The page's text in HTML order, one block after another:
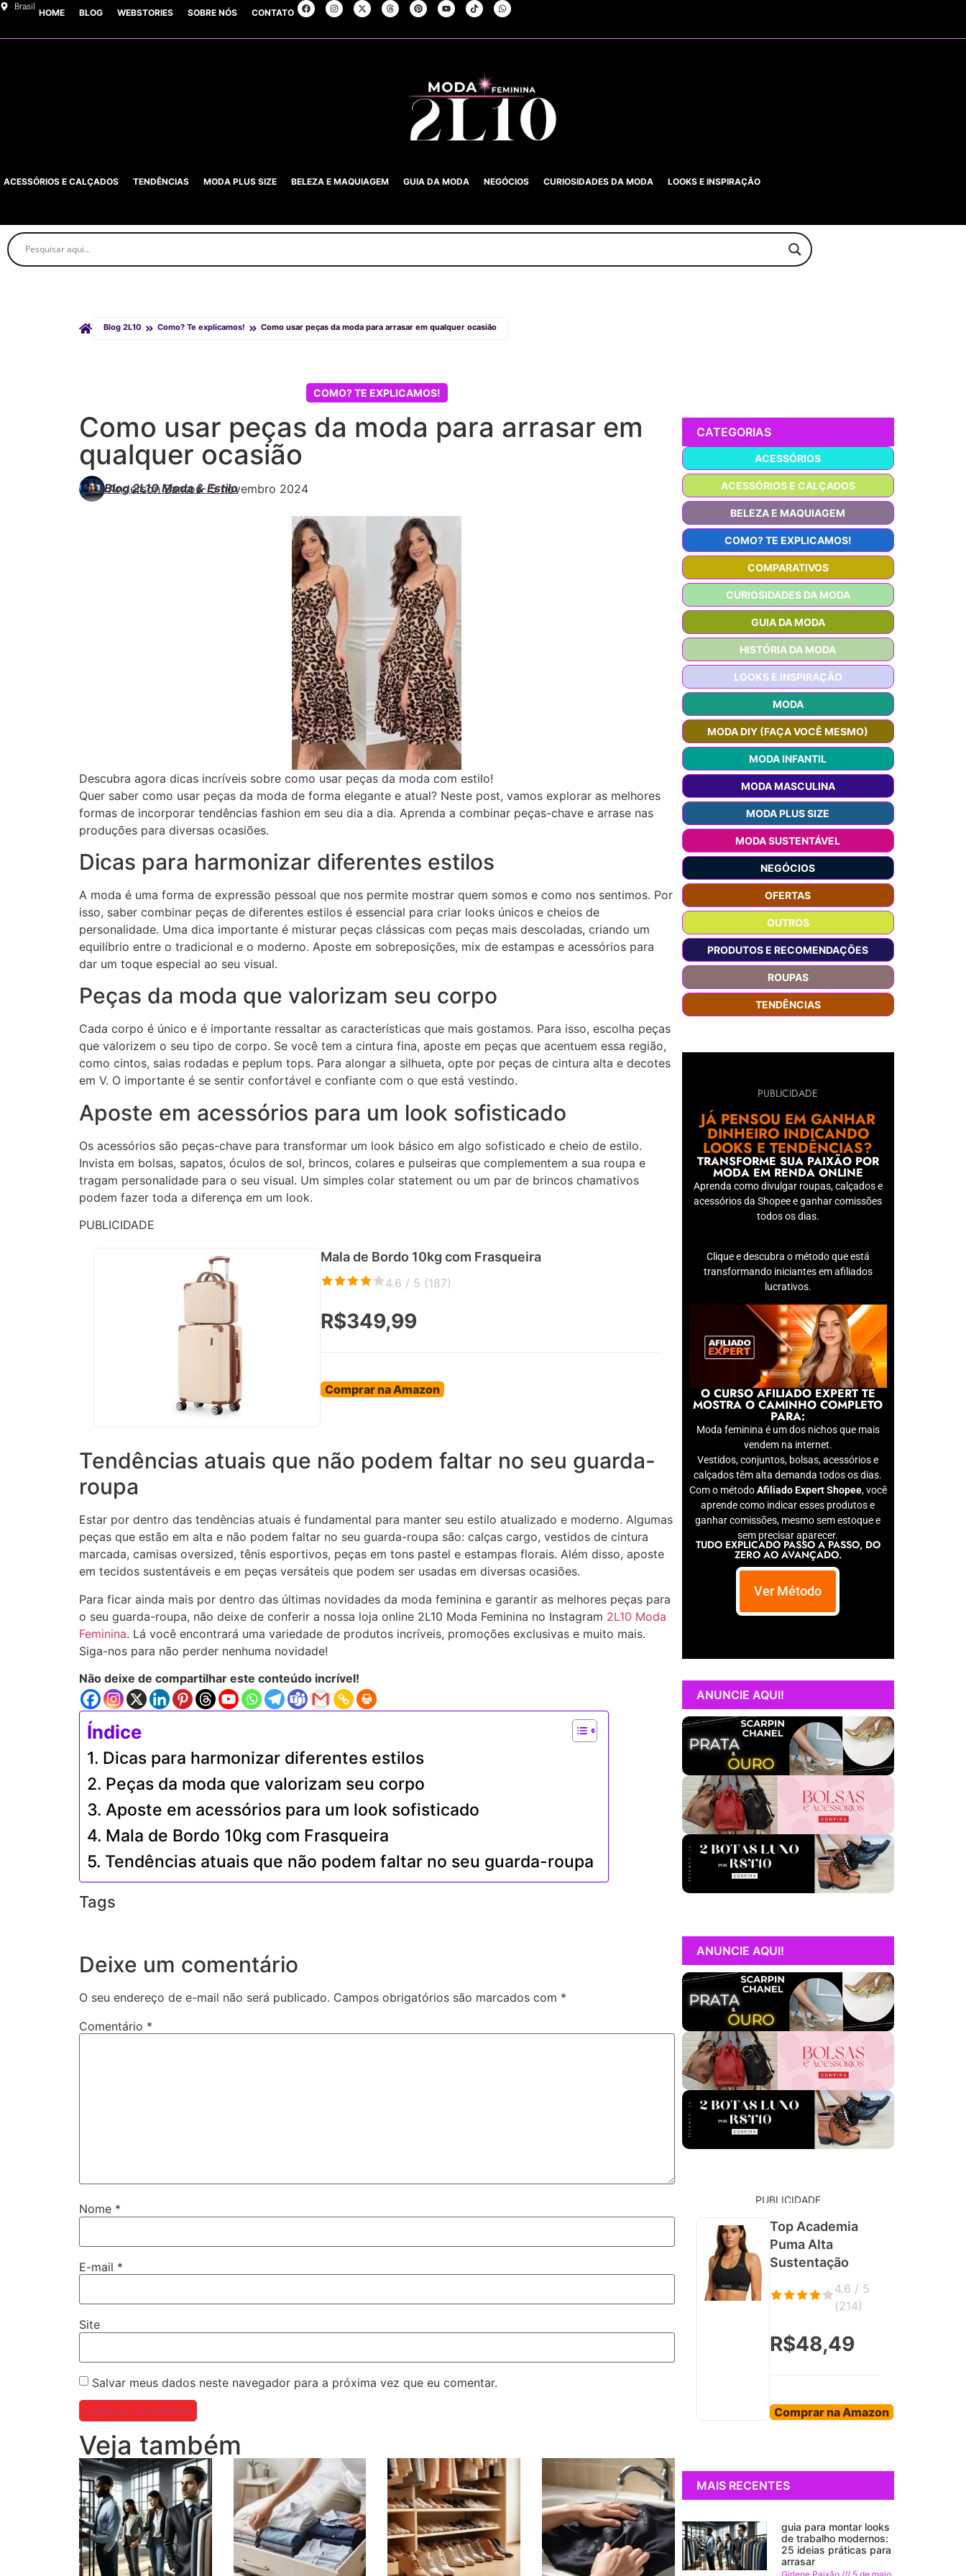
Brasil HOME BLOG WEBSTORIES SOBRE NÓS CONTATO
ACESSÓRIOS E CALÇADOS TENDÊNCIAS MODA PLUS SIZE BELEZA E MAQUIAGEM GUIA DA MODA NEGÓCIOS CURIOSIDADES DA MODA LOOKS E INSPIRAÇÃO
Blog 2L10 Como? Te explicamos! Como usar peças da moda para arrasar em qualquer ocasião
COMO? TE EXPLICAMOS!
Como usar peças da moda para arrasar em
qualquer ocasião
Blog 2L10 Moda & Estilo
Anderson Santos- 5 novembro 2024
Descubra agora dicas incríveis sobre como usar peças da moda com estilo!
Quer saber como usar peças da moda de forma elegante e atual? Neste post, vamos explorar as melhores
formas de incorporar tendências fashion em seu dia a dia. Aprenda a combinar peças-chave e arrase nas
produções para diversas ocasiões.
Dicas para harmonizar diferentes estilos
A moda é uma forma de expressão pessoal que nos permite mostrar quem somos e como nos sentimos. Por
isso, saber combinar peças de diferentes estilos é essencial para criar looks únicos e cheios de
personalidade. Uma dica importante é misturar peças clássicas com peças mais descoladas, criando um
equilíbrio entre o tradicional e o moderno. Aposte em sobreposições, mix de estampas e acessórios para
dar um toque especial ao seu visual.
Peças da moda que valorizam seu corpo
Cada corpo é único e é importante ressaltar as características que mais gostamos. Para isso, escolha peças
que valorizem o seu tipo de corpo. Se você tem a cintura fina, aposte em peças que acentuem essa região,
como cintos, saias rodadas e peplum tops. Para alongar a silhueta, opte por peças de cintura alta e decotes
em V. O importante é se sentir confortável e confiante com o que está vestindo.
Aposte em acessórios para um look sofisticado
Os acessórios são peças-chave para transformar um look básico em algo sofisticado e cheio de estilo.
Invista em bolsas, sapatos, óculos de sol, brincos, colares e pulseiras que complementem a sua roupa e
tragam personalidade para o seu visual. Um simples colar statement ou um par de brincos chamativos
podem fazer toda a diferença em um look.
PUBLICIDADE
Mala de Bordo 10kg com Frasqueira
4.6 / 5 (187)
R$349,99
Comprar na Amazon
Tendências atuais que não podem faltar no seu guarda-
roupa
Estar por dentro das tendências atuais é fundamental para manter seu estilo atualizado e moderno. Algumas
peças que estão em alta e não podem faltar no seu guarda-roupa são: calças cargo, vestidos de cintura
marcada, camisas oversized, tênis esportivos, peças em tons pastel e estampas florais. Além disso, aposte
em tecidos sustentáveis e em peças versáteis que podem ser usadas em diversas ocasiões.
Para ficar ainda mais por dentro das últimas novidades da moda feminina e garantir as melhores peças para
o seu guarda-roupa, não deixe de conferir a nossa loja online 2L10 Moda Feminina no Instagram 2L10 Moda
Feminina. Lá você encontrará uma variedade de produtos incríveis, promoções exclusivas e muito mais.
Siga-nos para não perder nenhuma novidade!
Não deixe de compartilhar este conteúdo incrível!
Índice
Dicas para harmonizar diferentes estilos
Peças da moda que valorizam seu corpo
Aposte em acessórios para um look sofisticado
Mala de Bordo 10kg com Frasqueira
Tendências atuais que não podem faltar no seu guarda-roupa
Tags
Deixe um comentário
O seu endereço de e-mail não será publicado. Campos obrigatórios são marcados com *
Comentário *
Nome *
E-mail *
Site
Salvar meus dados neste navegador para a próxima vez que eu comentar.
Veja também
CATEGORIAS
ACESSÓRIOS
ACESSÓRIOS E CALÇADOS
BELEZA E MAQUIAGEM
COMO? TE EXPLICAMOS!
COMPARATIVOS
CURIOSIDADES DA MODA
GUIA DA MODA
HISTÓRIA DA MODA
LOOKS E INSPIRAÇÃO
MODA
MODA DIY (FAÇA VOCÊ MESMO)
MODA INFANTIL
MODA MASCULINA
MODA PLUS SIZE
MODA SUSTENTÁVEL
NEGÓCIOS
OFERTAS
OUTROS
PRODUTOS E RECOMENDAÇÕES
ROUPAS
TENDÊNCIAS
PUBLICIDADE
JÁ PENSOU EM GANHAR
DINHEIRO INDICANDO
LOOKS E TENDÊNCIAS?
TRANSFORME SUA PAIXÃO POR
MODA EM RENDA ONLINE
Aprenda como divulgar roupas, calçados e
acessórios da Shopee e ganhar comissões
todos os dias.
Clique e descubra o método que está
transformando iniciantes em afiliados
lucrativos.
O CURSO AFILIADO EXPERT TE
MOSTRA O CAMINHO COMPLETO
PARA:
Moda feminina é um dos nichos que mais
vendem na internet.
Vestidos, conjuntos, bolsas, acessórios e
calçados têm alta demanda todos os dias.
Com o métodoAfiliado Expert Shopee, você
aprende como indicar esses produtos e
ganhar comissões, mesmo sem estoque e
sem precisar aparecer.
TUDO EXPLICADO PASSO A PASSO, DO
ZERO AO AVANÇADO.
Ver Método
ANUNCIE AQUI!
ANUNCIE AQUI!
PUBLICIDADE
Top Academia
Puma Alta
Sustentação
4.6 / 5
(214)
R$48,49
Comprar na Amazon
MAIS RECENTES
guia para montar looks
de trabalho modernos:
25 ideias práticas para
arrasar